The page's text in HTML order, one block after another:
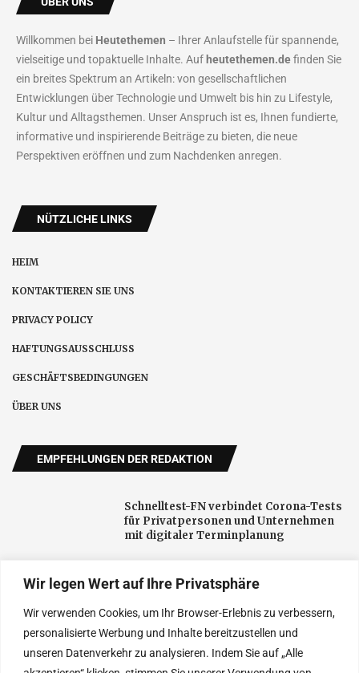
Wir legen Wert auf Ihre Privatsphäre
Wir verwenden Cookies, um Ihr Browser-Erlebnis zu verbessern,
personalisierte Werbung und Inhalte bereitzustellen und
unseren Datenverkehr zu analysieren. Indem Sie auf „Alle
Willkommen bei Heutethemen – Ihrer Anlaufstelle für spannende,
vielseitige und topaktuelle Inhalte. Auf heutethemen.definden Sie
ein breites Spektrum an Artikeln: von gesellschaftlichen
Entwicklungen über Technologie und Umwelt bis hin zu Lifestyle,
Kultur und Alltagsthemen. Unser Anspruch ist es, Ihnen fundierte,
informative und inspirierende Beiträge zu bieten, die neue
Perspektiven eröffnen und zum Nachdenken anregen.
NÜTZLICHE LINKS
HEIM
KONTAKTIEREN SIE UNS
PRIVACY POLICY
HAFTUNGSAUSSCHLUSS
GESCHÄFTSBEDINGUNGEN
ÜBER UNS
EMPFEHLUNGEN DER REDAKTION
Schnelltest-FN verbindet Corona-Tests
für Privatpersonen und Unternehmen
mit digitaler Terminplanung
Neue öffentliche Aufmerksamkeit für
setzt auf Aufklärung
Baumaschinen im Alltag: So finden